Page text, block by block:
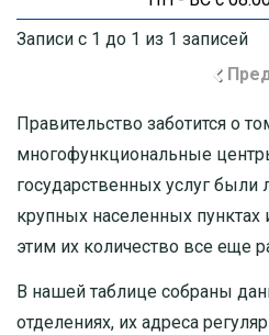
Записи с 1 до 1 из 1 записей
Правительство заботится о
многофункциональные
государственных услуг были
крупных населенных пунктах
этим их количество все еще
В нашей таблице собраны
отделениях, их адреса
ДМИТРОВ
ЧЕХОВ